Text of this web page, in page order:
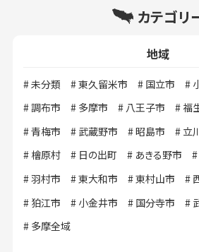
カテゴリ
地域
未分類 東久留米市 国立市
調布市
多摩市 八王子市 福
青梅市
武蔵野市 昭島市 立
檜原村
日の出町 あきる野市
羽村市
東大和市 東村山市
狛江市
小金井市 国分寺市
多摩全域